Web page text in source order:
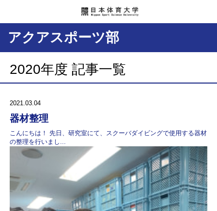
アクアスポーツ部
2020年度 記事一覧
2021.03.04
器材整理
こんにちは！ 先日、研究室にて、スクーバダイビングで使用する器材
の整理を行いまし...